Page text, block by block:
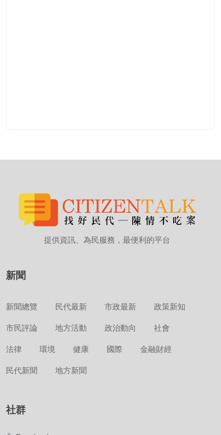
提供資訊、為民服務，最便利的平台
新聞
新聞總覽 民代最新 市政最新 政策新知
市民評論 地方活動 政治動向 社會
法律 環境 健康 國際 金融財經
民代新聞 地方新聞
社群